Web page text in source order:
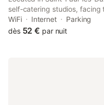
self-catering studios, facing
WiFi
Internet
Parking
dès 52 € par nuit